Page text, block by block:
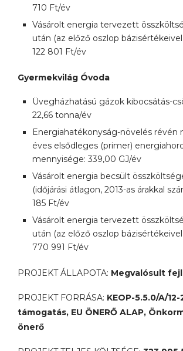
710 Ft/év
Vásárolt energia tervezett
után (az előző oszlop bázisértékeivel
122 801 Ft/év
Gyermekvilág Óvoda
Üvegházhatású gázok kibocsátás-
22,66 tonna/év
Energiahatékonyság-növelés
éves elsődleges (primer)
mennyisége: 339,00 GJ/év
Vásárolt energia becsült
(időjárási átlagon, 2013-as árakkal
185 Ft/év
Vásárolt energia tervezett
után (az előző oszlop
770 991 Ft/év
PROJEKT ÁLLAPOTA: Megvalósult
PROJEKT FORRÁSA: KEOP-5.5.0/A/
támogatás, EU ÖNERŐ ALAP,
önerő